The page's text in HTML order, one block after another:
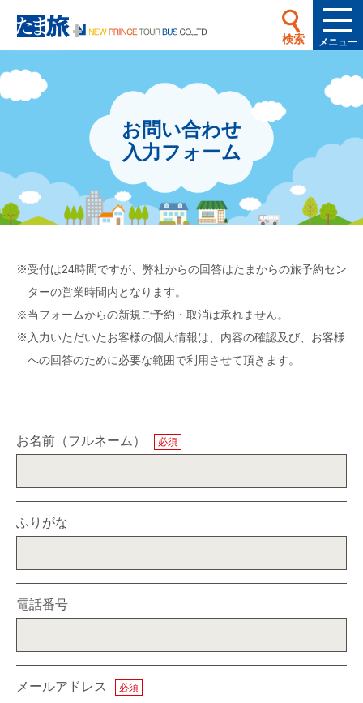
検索 メニュー
お問い合わせ
入力フォーム
受付は24時間ですが、弊社からの回答はたまからの旅予約セン
ターの営業時間内となります。
当フォームからの新規ご予約・取消は承れません。
入力いただいたお客様の個人情報は、内容の確認及び、お客様
への回答のために必要な範囲で利用させて頂きます。
お名前（フルネーム） 必須
ふりがな
電話番号
メールアドレス
必須